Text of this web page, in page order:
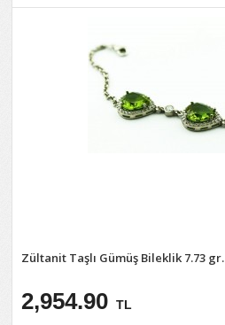
Zültanit Taşlı Gümüş Bileklik 7.73 gr.
2,954.90 TL